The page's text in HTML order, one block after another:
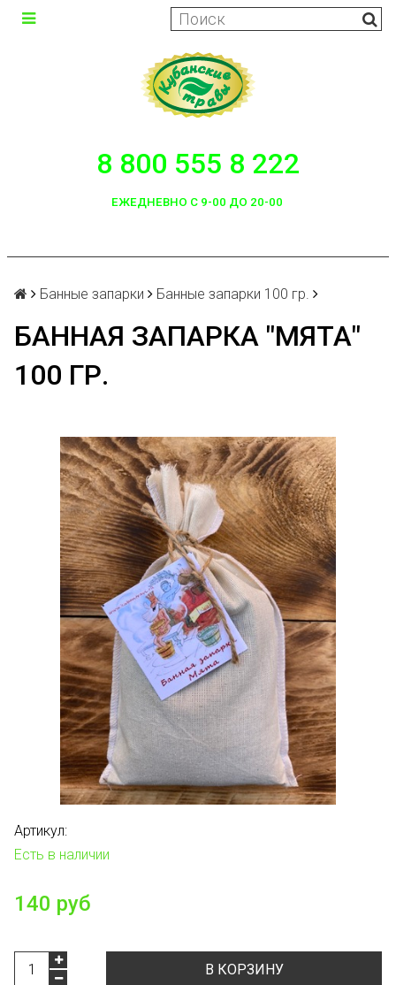
8 800 555 8 222
ЕЖЕДНЕВНО С 9-00 ДО 20-00
Банные запарки Банные запарки 100 гр.
БАННАЯ ЗАПАРКА "МЯТА"
100 ГР.
Артикул:
Есть в наличии
140 руб
В КОРЗИНУ